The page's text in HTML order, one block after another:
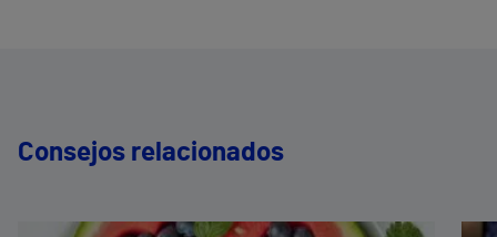
Consejos relacionados